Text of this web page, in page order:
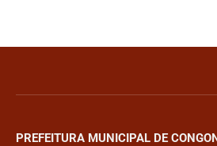
PREFEITURA MUNICIPAL DE